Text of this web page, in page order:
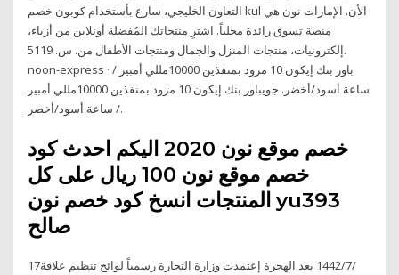
التعاون الخليجي، سارع بأستخدام كوبون خصم kul الأن. الإمارات نون هي
منصة تسوق رائدة محلياً. اشترِ منتجاتك المُفضلة أونلاين من أزياء،
إلكترونيات، منتجات المنزل والجمال ومنتجات الأطفال من. س.‏ 5119.
noon-express · باور بنك إيكون 10 مزود بمنفذين 10000مللي أمبير /
ساعة أسود/أخضر. جويباور بنك إيكون 10 مزود بمنفذين 10000مللي أمبير
/ ساعة أسود/أخضر.
خصم موقع نون 2020 اليكم احدث كود
خصم موقع نون 100 ريال على كل
المنتجات انسخ كود خصم نون yu393
صالح
17‏‏/7‏‏/1442 بعد الهجرة إعتمدت وزارة التجارة رسمياً لوائح تنظيم علاقة